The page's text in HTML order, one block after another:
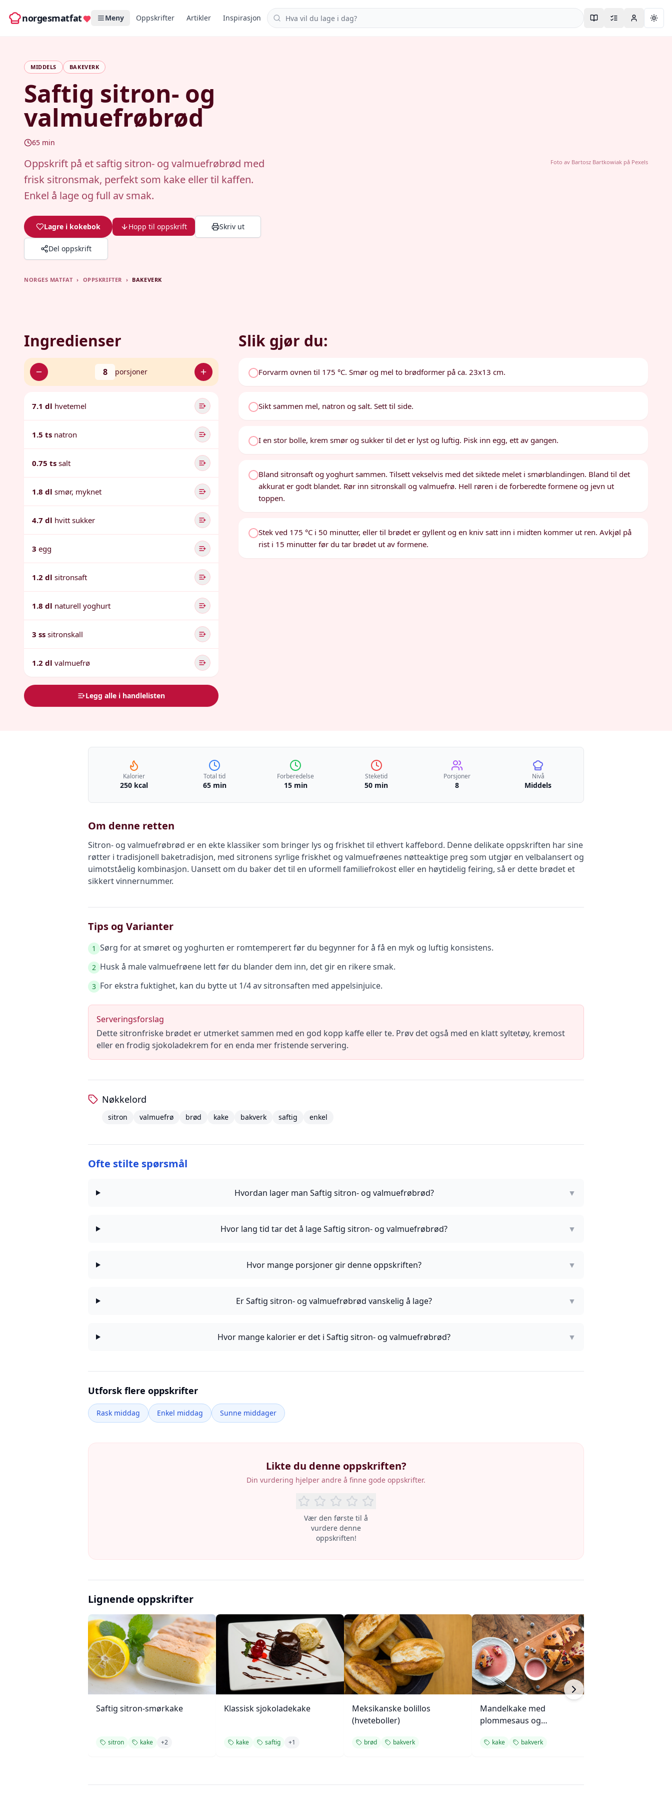
norgesmatfat Meny Oppskrifter Artikler Inspirasjon Søk i oppskrifter
MIDDELS BAKEVERK
Saftig sitron- og
valmuefrøbrød
65 min
Oppskrift på et saftig sitron- og valmuefrøbrød med
frisk sitronsmak, perfekt som kake eller til kaffen.
Enkel å lage og full av smak.
Lagre i kokebok Hopp til oppskrift Skriv ut
Del oppskrift
Foto av Bartosz Bartkowiakpå Pexels
NORGES MATFAT › OPPSKRIFTER › BAKEVERK
Ingredienser
8 porsjoner
7.1 dl hvetemel
1.5 ts natron
0.75 ts salt
1.8 dl smør, myknet
4.7 dl hvitt sukker
3 egg
1.2 dl sitronsaft
1.8 dl naturell yoghurt
3 ss sitronskall
1.2 dl valmuefrø
Legg alle i handlelisten
Slik gjør du:
Forvarm ovnen til 175 °C. Smør og mel to brødformer på ca. 23x13 cm.
Sikt sammen mel, natron og salt. Sett til side.
I en stor bolle, krem smør og sukker til det er lyst og luftig. Pisk inn egg, ett av gangen.
Bland sitronsaft og yoghurt sammen. Tilsett vekselvis med det siktede melet i smørblandingen. Bland til det
akkurat er godt blandet. Rør inn sitronskall og valmuefrø. Hell røren i de forberedte formene og jevn ut
toppen.
Stek ved 175 °C i 50 minutter, eller til brødet er gyllent og en kniv satt inn i midten kommer ut ren. Avkjøl på
rist i 15 minutter før du tar brødet ut av formene.
Kalorier
250 kcal
Total tid
65 min
Forberedelse
15 min
Steketid
50 min
Porsjoner
8
Nivå
Middels
Om denne retten
Sitron- og valmuefrøbrød er en ekte klassiker som bringer lys og friskhet til ethvert kaffebord. Denne delikate oppskriften har sine
røtter i tradisjonell baketradisjon, med sitronens syrlige friskhet og valmuefrøenes nøtteaktige preg som utgjør en velbalansert og
uimotståelig kombinasjon. Uansett om du baker det til en uformell familiefrokost eller en høytidelig feiring, så er dette brødet et
sikkert vinnernummer.
Tips og Varianter
1 Sørg for at smøret og yoghurten er romtemperert før du begynner for å få en myk og luftig konsistens.
2 Husk å male valmuefrøene lett før du blander dem inn, det gir en rikere smak.
3 For ekstra fuktighet, kan du bytte ut 1/4 av sitronsaften med appelsinjuice.
Serveringsforslag
Dette sitronfriske brødet er utmerket sammen med en god kopp kaffe eller te. Prøv det også med en klatt syltetøy, kremost
eller en frodig sjokoladekrem for en enda mer fristende servering.
Nøkkelord
sitron valmuefrø brød kake bakverk saftig enkel
Ofte stilte spørsmål
Hvordan lager man Saftig sitron- og valmuefrøbrød? ▼
Hvor lang tid tar det å lage Saftig sitron- og valmuefrøbrød? ▼
Hvor mange porsjoner gir denne oppskriften? ▼
Er Saftig sitron- og valmuefrøbrød vanskelig å lage? ▼
Hvor mange kalorier er det i Saftig sitron- og valmuefrøbrød? ▼
Utforsk flere oppskrifter
Rask middag Enkel middag Sunne middager
Likte du denne oppskriften?
Din vurdering hjelper andre å finne gode oppskrifter.
Vær den første til å
vurdere denne
oppskriften!
Lignende oppskrifter
Saftig sitron-smørkake
sitron kake +2
Klassisk sjokoladekake
kake saftig +1
Meksikanske bolillos
(hveteboller)
brød bakverk
Mandelkake med
plommesaus og
kake bakverk